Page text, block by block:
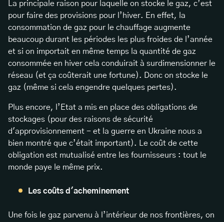
La principale raison pour laquelle on stocke le gaz, c’est
pour faire des provisions pour l’hiver. En effet, la
consommation de gaz pour le chauffage augmente
beaucoup durant les périodes les plus froides de l’année
et si on importait en même temps la quantité de gaz
consommée en hiver cela conduirait à surdimensionner le
réseau (et ça coûterait une fortune). Donc on stocke le
gaz (même si cela engendre quelques pertes).
Plus encore, l’Etat a mis en place des obligations de
stockages (pour des raisons de sécurité
d'approvisionnement - et la guerre en Ukraine nous a
bien montré que c’était important). Le coût de cette
obligation est mutualisé entre les fournisseurs : tout le
monde paye le même prix.
Les coûts d'acheminement
Une fois le gaz parvenu à l’intérieur de nos frontières, on